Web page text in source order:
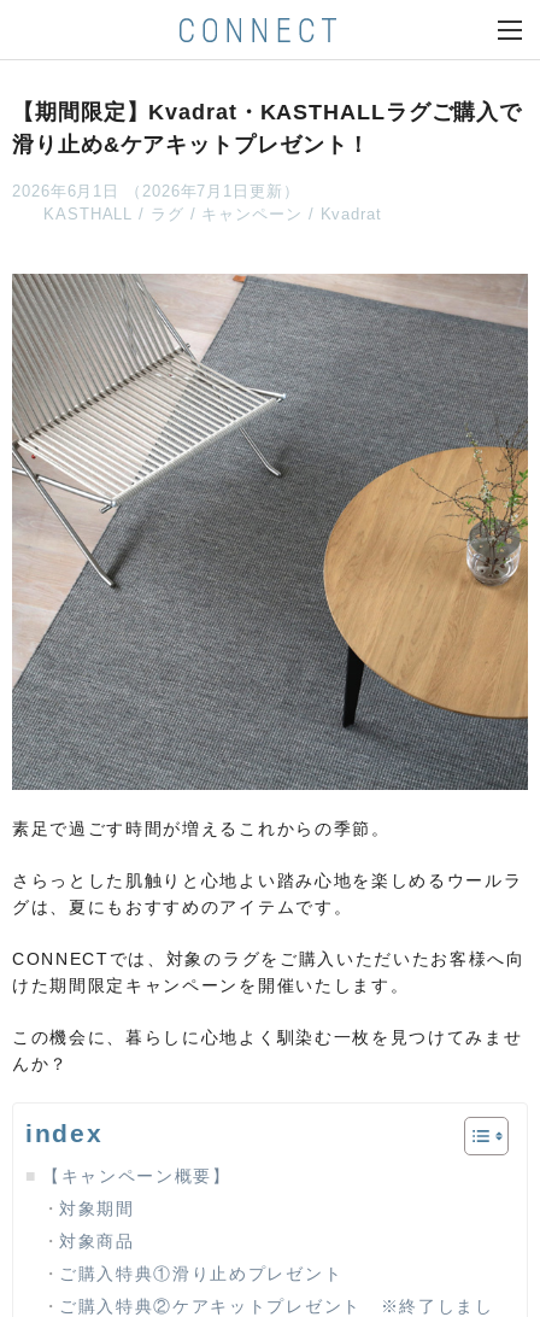
【期間限定】Kvadrat・KASTHALLラグご購入で
滑り止め&ケアキットプレゼント！
2026年6月1日 （2026年7月1日更新）
KASTHALL
ラグ キャンペーン Kvadrat
素足で過ごす時間が増えるこれからの季節。
さらっとした肌触りと心地よい踏み心地を楽しめるウールラ
グは、夏にもおすすめのアイテムです。
CONNECTでは、対象のラグをご購入いただいたお客様へ向
けた期間限定キャンペーンを開催いたします。
この機会に、暮らしに心地よく馴染む一枚を見つけてみませ
んか？
index
【キャンペーン概要】
対象期間
対象商品
ご購入特典①滑り止めプレゼント
ご購入特典②ケアキットプレゼント ※終了しまし